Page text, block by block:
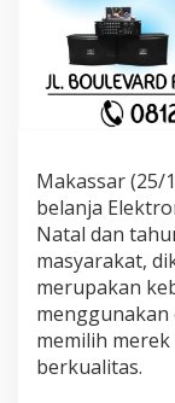
Makassar (25/
belanja
Natal dan
masyarakat,
merupakan
memilih
berkualitas.